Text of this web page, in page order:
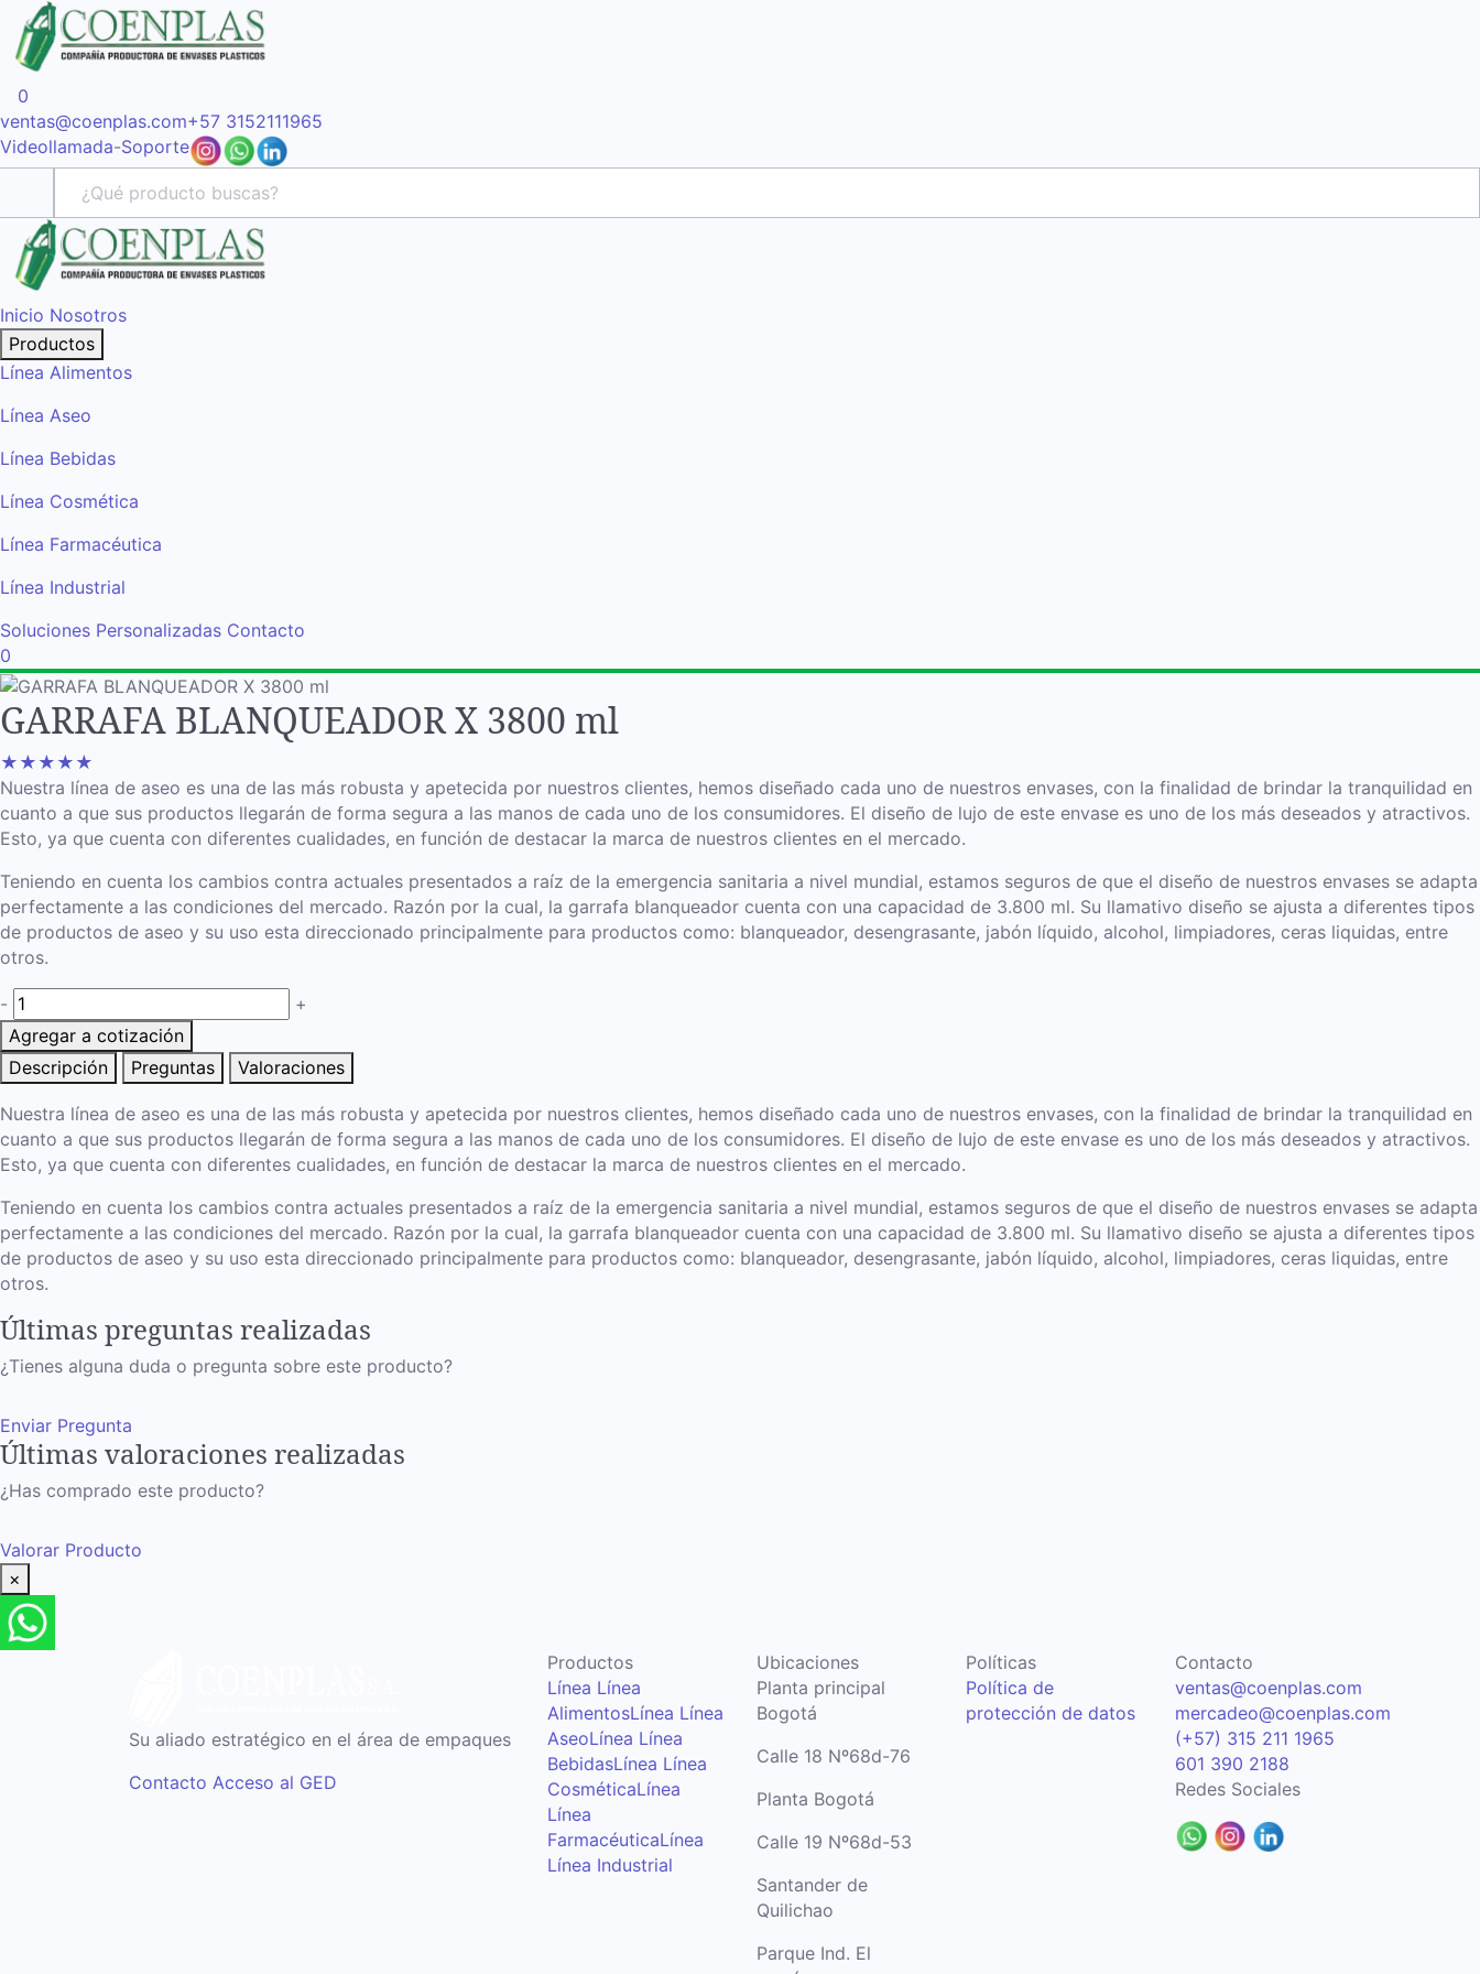
0
ventas@coenplas.com+57 3152111965
Videollamada-Soporte
Inicio Nosotros
Productos
Línea Alimentos
Línea Aseo
Línea Bebidas
Línea Cosmética
Línea Farmacéutica
Línea Industrial
Soluciones Personalizadas Contacto
0
GARRAFA BLANQUEADOR X 3800 ml
★ ★ ★ ★ ★
Nuestra línea de aseo es una de las más robusta y apetecida por nuestros clientes, hemos diseñado cada uno de nuestros envases, con la finalidad de brindar la tranquilidad en
cuanto a que sus productos llegarán de forma segura a las manos de cada uno de los consumidores. El diseño de lujo de este envase es uno de los más deseados y atractivos.
Esto, ya que cuenta con diferentes cualidades, en función de destacar la marca de nuestros clientes en el mercado.
Teniendo en cuenta los cambios contra actuales presentados a raíz de la emergencia sanitaria a nivel mundial, estamos seguros de que el diseño de nuestros envases se adapta
perfectamente a las condiciones del mercado. Razón por la cual, la garrafa blanqueador cuenta con una capacidad de 3.800 ml. Su llamativo diseño se ajusta a diferentes tipos
de productos de aseo y su uso esta direccionado principalmente para productos como: blanqueador, desengrasante, jabón líquido, alcohol, limpiadores, ceras liquidas, entre
otros.
-
+
Agregar a cotización
Descripción
Preguntas Valoraciones
Nuestra línea de aseo es una de las más robusta y apetecida por nuestros clientes, hemos diseñado cada uno de nuestros envases, con la finalidad de brindar la tranquilidad en
cuanto a que sus productos llegarán de forma segura a las manos de cada uno de los consumidores. El diseño de lujo de este envase es uno de los más deseados y atractivos.
Esto, ya que cuenta con diferentes cualidades, en función de destacar la marca de nuestros clientes en el mercado.
Teniendo en cuenta los cambios contra actuales presentados a raíz de la emergencia sanitaria a nivel mundial, estamos seguros de que el diseño de nuestros envases se adapta
perfectamente a las condiciones del mercado. Razón por la cual, la garrafa blanqueador cuenta con una capacidad de 3.800 ml. Su llamativo diseño se ajusta a diferentes tipos
de productos de aseo y su uso esta direccionado principalmente para productos como: blanqueador, desengrasante, jabón líquido, alcohol, limpiadores, ceras liquidas, entre
otros.
Últimas preguntas realizadas
¿Tienes alguna duda o pregunta sobre este producto?
Enviar Pregunta
Últimas valoraciones realizadas
¿Has comprado este producto?
Valorar Producto
×
Su aliado estratégico en el área de empaques
Contacto Acceso al GED
Productos
Línea Línea
AlimentosLínea Línea
AseoLínea Línea
BebidasLínea Línea
CosméticaLínea
Línea
FarmacéuticaLínea
Línea Industrial
Ubicaciones
Planta principal
Bogotá
Calle 18 Nº68d-76
Planta Bogotá
Calle 19 Nº68d-53
Santander de
Quilichao
Parque Ind. El
Políticas
Política de
protección de datos
Contacto
ventas@coenplas.com
mercadeo@coenplas.com
(+57) 315 211 1965
601 390 2188
Redes Sociales